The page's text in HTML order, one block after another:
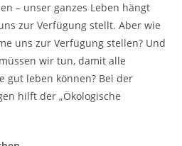
– unser ganzes Leben hängt
zur Verfügung stellt. Aber wie
uns zur Verfügung stellen? Und
wir tun, damit alle
gut leben können? Bei der
hilft der „Ökologische